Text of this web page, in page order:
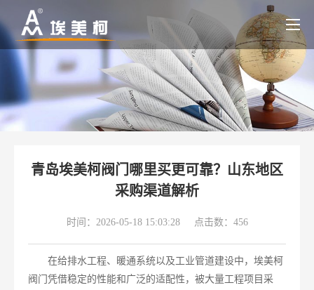
青岛埃美柯阀门哪里买更可靠？山东地区
采购渠道解析
时间：2026-05-18 15:03:28 点击数：456
在给排水工程、暖通系统以及工业管道建设中，埃美柯
阀门凭借稳定的性能和广泛的适配性，被大量工程项目采